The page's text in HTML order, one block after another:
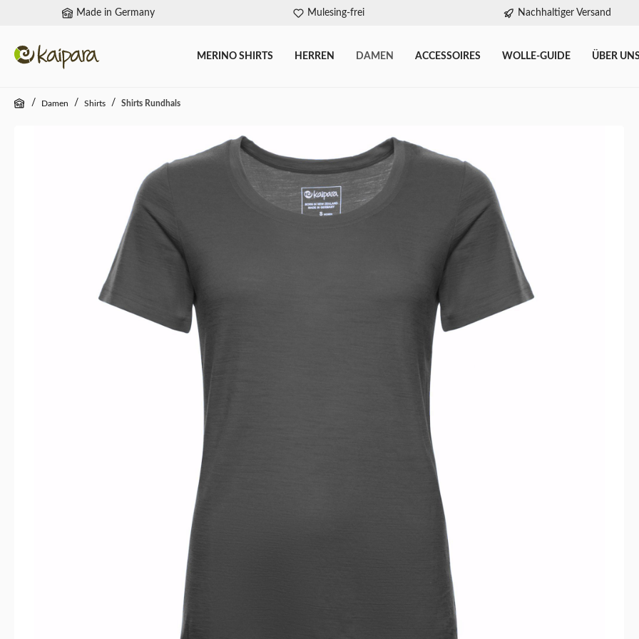
Zur Hauptnavigation springen
Made in Germany Mulesing-frei Nachhaltiger Versand
MERINO SHIRTS HERREN DAMEN ACCESSOIRES WOLLE-GUIDE ÜBER
/ Damen / Shirts / Shirts Rundhals